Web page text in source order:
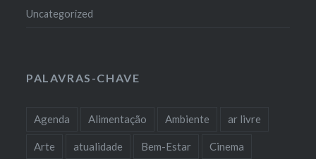
Uncategorized
PALAVRAS-CHAVE
Agenda Alimentação Ambiente ar livre
Arte atualidade Bem-Estar Cinema